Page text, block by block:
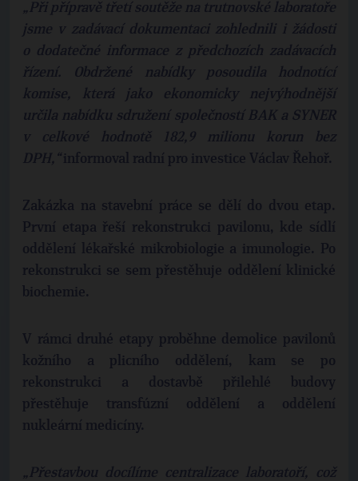
„Při přípravě třetí soutěže na trutnovské laboratoře
jsme v zadávací dokumentaci zohlednili i žádosti
o dodatečné informace z předchozích zadávacích
řízení. Obdržené nabídky posoudila hodnotící
komise, která jako ekonomicky nejvýhodnější
určila nabídku sdružení společností BAK a SYNER
v celkové hodnotě 182,9 milionu korun bez
DPH,“informoval radní pro investice Václav Řehoř.
Zakázka na stavební práce se dělí do dvou etap.
První etapa řeší rekonstrukci pavilonu, kde sídlí
oddělení lékařské mikrobiologie a imunologie. Po
rekonstrukci se sem přestěhuje oddělení klinické
biochemie.
V rámci druhé etapy proběhne demolice pavilonů
kožního a plicního oddělení, kam se po
rekonstrukci a dostavbě přilehlé budovy
přestěhuje transfúzní oddělení a oddělení
nukleární medicíny.
„Přestavbou docílíme centralizace laboratoří, což